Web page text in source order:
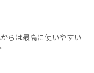
らは最高に使いやすい